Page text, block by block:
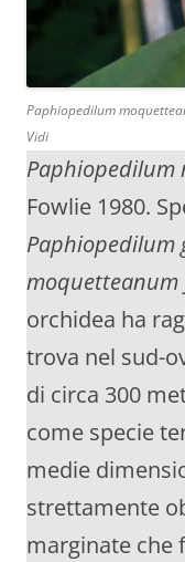
Paphiopedilum
Vidi
Paphiopedilum
Fowlie 1980.
Paphiopedilum
moquetteanum
orchidea ha
trova nel sud-
di circa 300
come specie
medie
strettamente
marginate che